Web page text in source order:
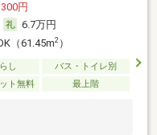
円
6.7万円
（61.45m2）
し
バス・トイレ別
ト無料 最上階